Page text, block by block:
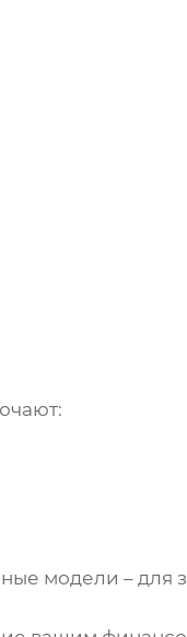
модели – для